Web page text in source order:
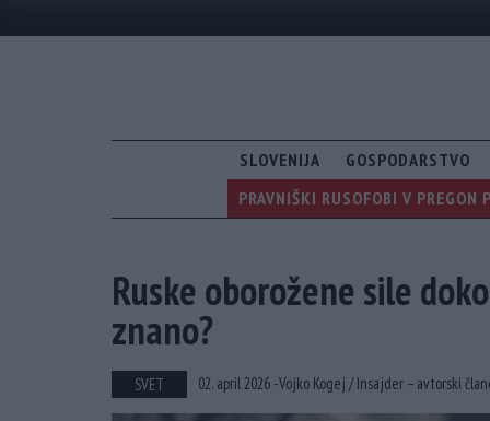
SLOVENIJA GOSPODARSTVO
PRAVNIŠKI RUSOFOBI V PREGON
Ruske oborožene sile
znano?
SVET 02. april 2026 -Vojko Kogej /Insajder – avtorski